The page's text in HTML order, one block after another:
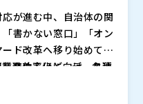
が進む中、自治体の関
書かない窓口」「オン
ド改革へ移り始めてい
務効率化に向け、各種
えています。
進めるほど、データ連
になり始めています。